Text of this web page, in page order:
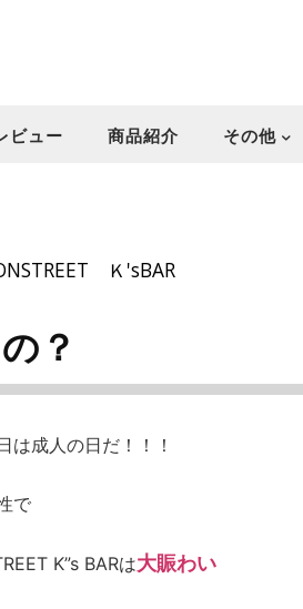
ビュー 商品紹介 その他
Ｋ'sBAR
？
は成人の日だ！！！
で
K”s BARは大賑わい